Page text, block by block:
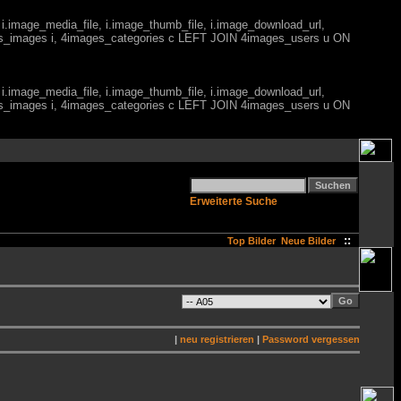
i.image_thumb_file, i.image_download_url,
i, 4images_categories c LEFT JOIN 4images_users u ON
i.image_thumb_file, i.image_download_url,
i, 4images_categories c LEFT JOIN 4images_users u ON
Erweiterte Suche
Top Bilder Neue Bilder ::
| neu registrieren | Password vergessen